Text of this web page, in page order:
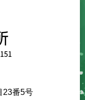
23番5号